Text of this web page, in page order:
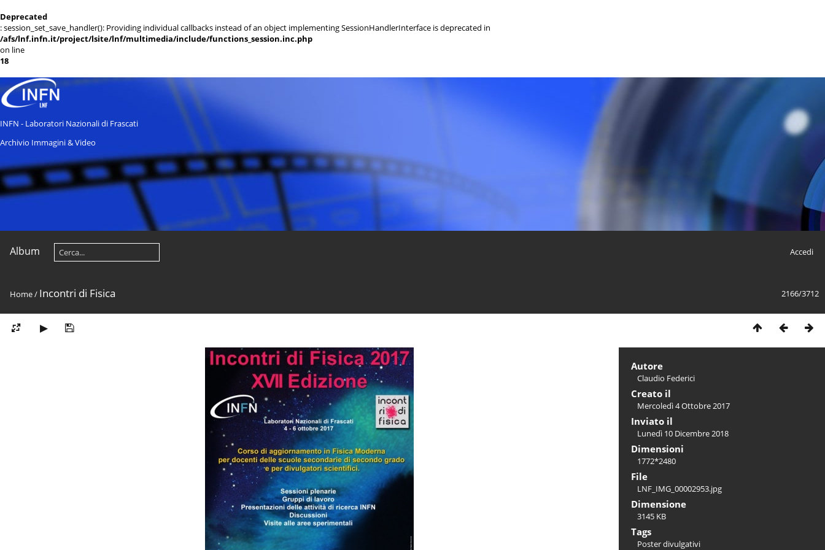
Deprecated
: session_set_save_handler(): Providing individual callbacks instead of an object implementing SessionHandlerInterface is deprecated in
/afs/lnf.infn.it/project/lsite/lnf/multimedia/include/functions_session.inc.php
on line
18
INFN - Laboratori Nazionali di Frascati
Archivio Immagini & Video
Album Accedi
2166/3712
Home/ Incontri di Fisica
Autore
Claudio Federici
Creato il
Mercoledì 4 Ottobre 2017
Inviato il
Lunedì 10 Dicembre 2018
Dimensioni
1772*2480
File
LNF_IMG_00002953.jpg
Dimensione
3145 KB
Tags
Poster divulgativi